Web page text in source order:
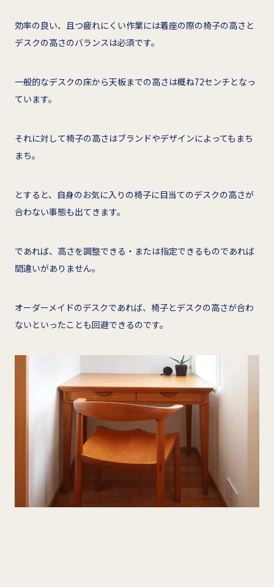
効率の良い、且つ疲れにくい作業には着座の際の椅子の高さと
デスクの高さのバランスは必須です。
一般的なデスクの床から天板までの高さは概ね72センチとなっ
ています。
それに対して椅子の高さはブランドやデザインによってもまち
まち。
とすると、自身のお気に入りの椅子に目当てのデスクの高さが
合わない事態も出てきます。
であれば、高さを調整できる・または指定できるものであれば
間違いがありません。
オーダーメイドのデスクであれば、椅子とデスクの高さが合わ
ないといったことも回避できるのです。